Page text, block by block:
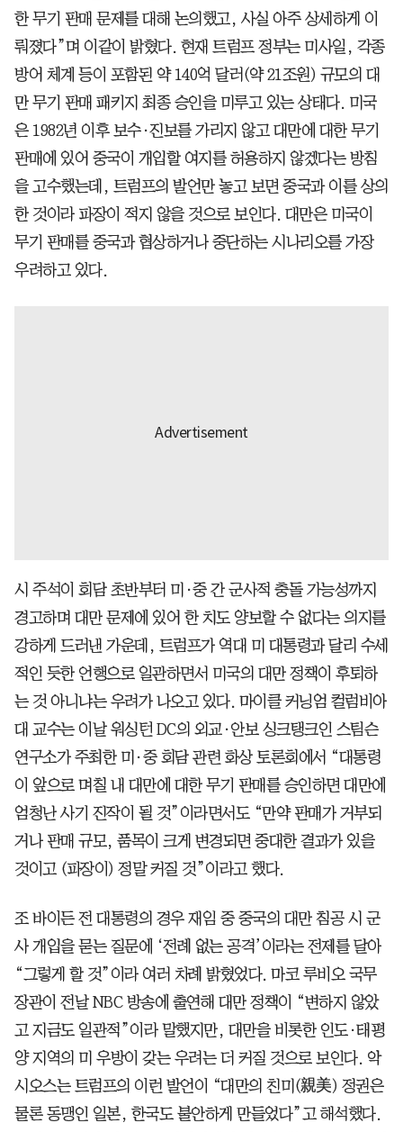
한 무기 판매 문제를 대해 논의했고, 사실 아주 상세하게 이
뤄졌다”며 이같이 밝혔다. 현재 트럼프 정부는 미사일, 각종
방어 체계 등이 포함된 약 140억 달러(약 21조원) 규모의 대
만 무기 판매 패키지 최종 승인을 미루고 있는 상태다. 미국
은 1982년 이후 보수·진보를 가리지 않고 대만에 대한 무기
판매에 있어 중국이 개입할 여지를 허용하지 않겠다는 방침
을 고수했는데, 트럼프의 발언만 놓고 보면 중국과 이를 상의
한 것이라 파장이 적지 않을 것으로 보인다. 대만은 미국이
무기 판매를 중국과 협상하거나 중단하는 시나리오를 가장
우려하고 있다.
시 주석이 회담 초반부터 미·중 간 군사적 충돌 가능성까지
경고하며 대만 문제에 있어 한 치도 양보할 수 없다는 의지를
강하게 드러낸 가운데, 트럼프가 역대 미 대통령과 달리 수세
적인 듯한 언행으로 일관하면서 미국의 대만 정책이 후퇴하
는 것 아니냐는 우려가 나오고 있다. 마이클 커닝엄 컬럼비아
대 교수는 이날 워싱턴 DC의 외교·안보 싱크탱크인 스팀슨
연구소가 주최한 미·중 회담 관련 화상 토론회에서 “대통령
이 앞으로 며칠 내 대만에 대한 무기 판매를 승인하면 대만에
엄청난 사기 진작이 될 것”이라면서도 “만약 판매가 거부되
거나 판매 규모, 품목이 크게 변경되면 중대한 결과가 있을
것이고 (파장이) 정말 커질 것”이라고 했다.
조 바이든 전 대통령의 경우 재임 중 중국의 대만 침공 시 군
사 개입을 묻는 질문에 ‘전례 없는 공격’이라는 전제를 달아
“그렇게 할 것”이라 여러 차례 밝혔었다. 마코 루비오 국무
장관이 전날 NBC 방송에 출연해 대만 정책이 “변하지 않았
고 지금도 일관적”이라 말했지만, 대만을 비롯한 인도·태평
양 지역의 미 우방이 갖는 우려는 더 커질 것으로 보인다. 악
시오스는 트럼프의 이런 발언이 “대만의 친미(親美) 정권은
물론 동맹인 일본, 한국도 불안하게 만들었다”고 해석했다.